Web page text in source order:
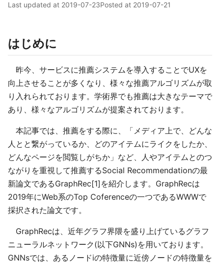
Last updated at 2019-07-23Posted at 2019-07-21
はじめに
昨今、サービスに推薦システムを導入することでUXを
向上させることが多くなり、様々な推薦アルゴリズムが取
り入れられております。学術界でも推薦は大きなテーマで
あり、様々なアルゴリズムが提案されております。
本記事では、推薦をする際に、「メディア上で、どんな
人とと繋がっているか、どのアイテムにライクをしたか、
どんなページを閲覧しがちか」など、人やアイテムとのつ
ながりを重視して推薦するSocial Recommendationの最
新論文であるGraphRec[1]を紹介します。GraphRecは
2019年にWeb系のTop Coferenceの一つであるWWWで
採択された論文です。
GraphRecは、近年グラフ界隈を盛り上げているグラフ
ニューラルネットワーク(以下GNNs)を用いております。
GNNsでは、あるノードiの特徴量に近傍ノードの特徴量を